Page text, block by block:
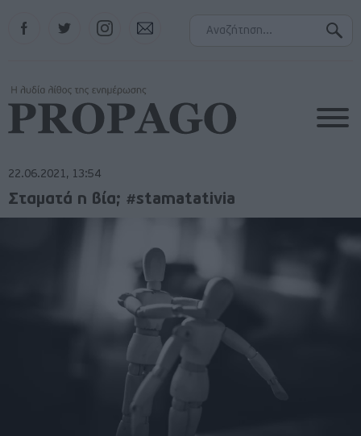
Instagram
22.06.2021, 13:54
Σταματά η βία; #stamatativia